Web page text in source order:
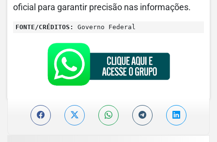
oficial para garantir precisão nas informações.
FONTE/CRÉDITOS: Governo Federal